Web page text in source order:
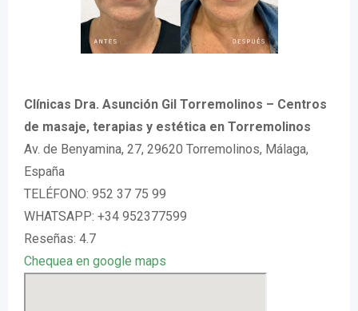
Clínicas Dra. Asunción Gil Torremolinos – Centros
de masaje, terapias y estética en Torremolinos
Av. de Benyamina, 27, 29620 Torremolinos, Málaga,
España
TELÉFONO: 952 37 75 99
WHATSAPP: +34 952377599
Reseñas: 4.7
Chequea en google maps